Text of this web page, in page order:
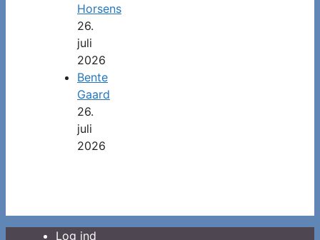
Horsens
26.
juli
2026
Bente
Gaard
26.
juli
2026
Log ind